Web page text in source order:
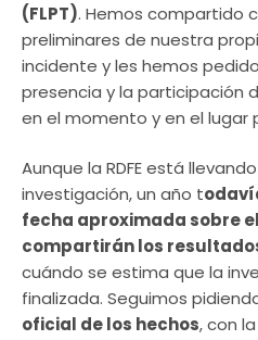
(FLPT). Hemos compartido
preliminares de nuestra
incidente y les hemos
presencia y la participación
en el momento y en el lugar
Aunque la RDFE está
investigación, un año t
fecha aproximada sobre
compartirán los
cuándo se estima que la
finalizada. Seguimos
oficial de los hechos, con